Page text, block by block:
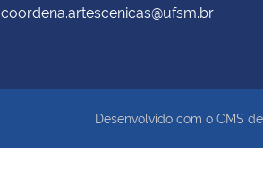
coordena.artescenicas@ufsm.br
Desenvolvido com o CMS